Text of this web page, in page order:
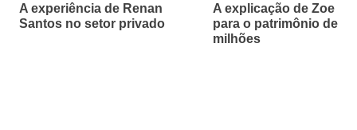
A experiência de Renan
Santos no setor privado
A explicação de Zoe
para o patrimônio de
milhões